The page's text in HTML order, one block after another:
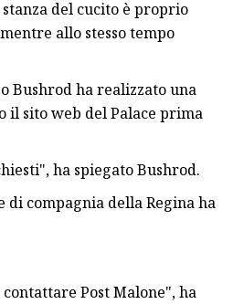
del cucito è proprio
allo stesso tempo
Bushrod ha realizzato una
il sito web del Palace prima
ha spiegato Bushrod.
compagnia della Regina ha
Post Malone", ha